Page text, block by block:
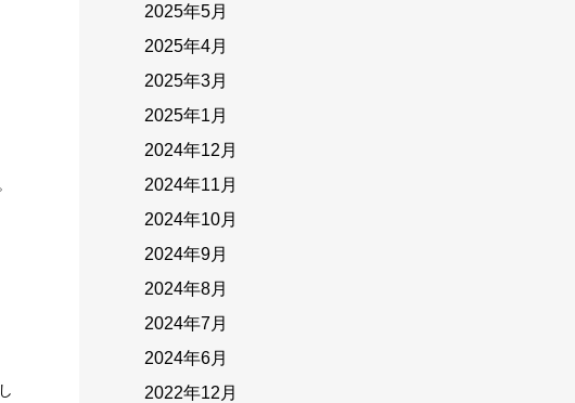
2025年5月
2025年4月
2025年3月
2025年1月
2024年12月
2024年11月
2024年10月
2024年9月
2024年8月
2024年7月
2024年6月
2022年12月